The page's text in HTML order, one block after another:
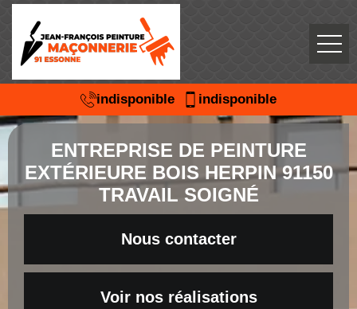
indisponible indisponible
ENTREPRISE DE PEINTURE
EXTÉRIEURE BOIS HERPIN 91150
TRAVAIL SOIGNÉ
Nous contacter
Voir nos réalisations